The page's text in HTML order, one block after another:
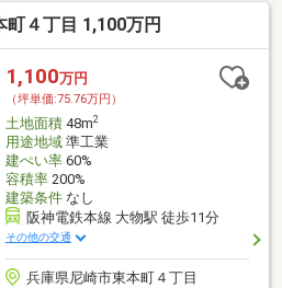
４丁目 1,100万円
1,100万円
（坪単価:75.76万円）
土地面積48m2
用途地域準工業
建ぺい率60%
容積率200%
建築条件なし
阪神電鉄本線 大物駅 徒歩11分
その他の交通
兵庫県尼崎市東本町４丁目